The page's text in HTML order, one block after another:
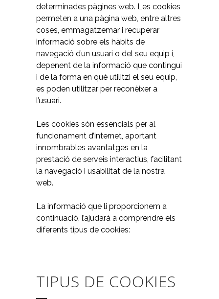
determinades pàgines web. Les cookies
permeten a una pàgina web, entre altres
coses, emmagatzemar i recuperar
informació sobre els hàbits de
navegació d’un usuari o del seu equip i,
depenent de la informació que contingui
i de la forma en què utilitzi el seu equip,
es poden utilitzar per reconèixer a
l’usuari.
Les cookies són essencials per al
funcionament d’internet, aportant
innombrables avantatges en la
prestació de serveis interactius, facilitant
la navegació i usabilitat de la nostra
web.
La informació que li proporcionem a
continuació, l’ajudarà a comprendre els
diferents tipus de cookies:
TIPUS DE COOKIES